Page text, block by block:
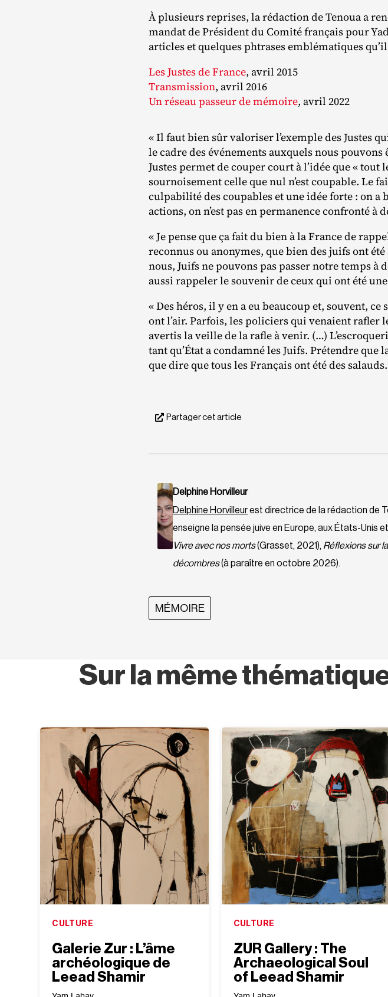
À plusieurs reprises, la rédaction de Tenoua a
mandat de Président du Comité français pour
articles et quelques phtrases emblématiques
Les Justes de France, avril 2015
Transmission, avril 2016
Un réseau passeur de mémoire, avril 2022
« Il faut bien sûr valoriser l’exemple des Justes
le cadre des événements auxquels nous
Justes permet de couper court à l’idée que «
sournoisement celle que nul n’est coupable. Le
culpabilité des coupables et une idée forte : on a
actions, on n’est pas en permanence confronté à
« Je pense que ça fait du bien à la France de
reconnus ou anonymes, que bien des juifs ont
nous, Juifs ne pouvons pas passer notre temps
aussi rappeler le souvenir de ceux qui ont été
« Des héros, il y en a eu beaucoup et, souvent,
ont l’air. Parfois, les policiers qui venaient rafler
avertis la veille de la rafle à venir. (…)
tant qu’État a condamné les Juifs. Prétendre que
que dire que tous les Français ont été des
Partager cet article
Delphine Horvilleur
Delphine Horvilleurest directrice de la rédaction de
enseigne la pensée juive en Europe, aux États-Unis
Vivre avec nos morts(Grasset, 2021), Réflexions sur
décombres(à paraître en octobre 2026).
MÉMOIRE
Sur la même
CULTURE
Galerie Zur : L’âme
archéologique de
Leead Shamir
CULTURE
ZUR Gallery : The
Archaeological Soul
of Leead Shamir